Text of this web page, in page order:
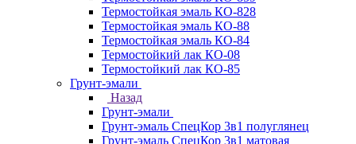
Термостойкая эмаль КО-828
Термостойкая эмаль КО-88
Термостойкая эмаль КО-84
Термостойкий лак КО-08
Термостойкий лак КО-85
Грунт-эмали
Назад
Грунт-эмали
Грунт-эмаль СпецКор 3в1 полуглянец
Грунт-эмаль СпецКор 3в1 матовая